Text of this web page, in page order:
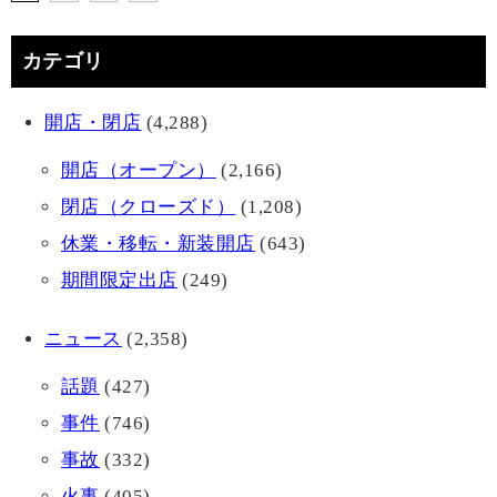
カテゴリ
開店・閉店 (4,288)
開店（オープン）
(2,166)
閉店（クローズド）
(1,208)
休業・移転・新装開店 (643)
期間限定出店 (249)
ニュース (2,358)
話題 (427)
事件 (746)
事故 (332)